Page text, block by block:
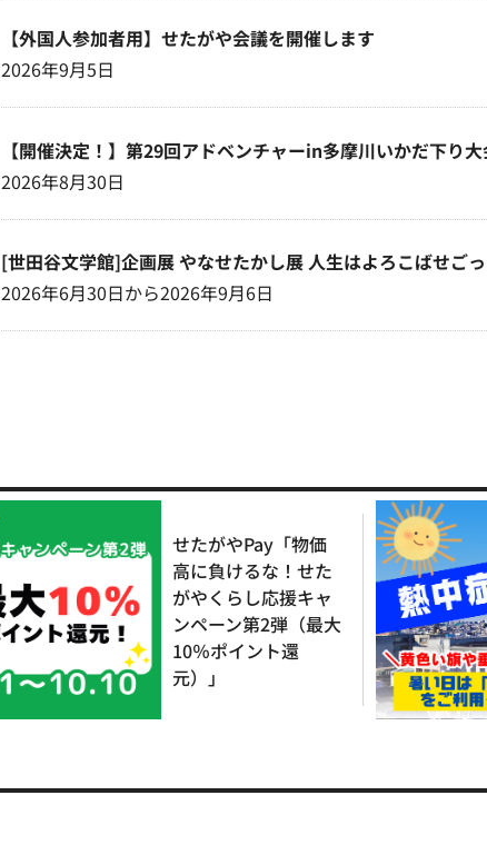
【外国人参加者用】せたがや会議を開催します
2026年9月5日
【開催決定！】第29回アドベンチャーin多摩川いかだ下り
2026年8月30日
[世田谷文学館]企画展 やなせたかし展 人生はよろこばせご
2026年6月30日から2026年9月6日
せたがやPay「物価
高に負けるな！せた
がやくらし応援キャ
ンペーン第2弾（最大
10％ポイント還
元）」